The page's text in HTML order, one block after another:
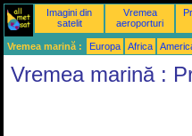
Imagini din
satelit
Vremea
aeroporturi
Vremea marină : Europa Africa
Vremea marină :